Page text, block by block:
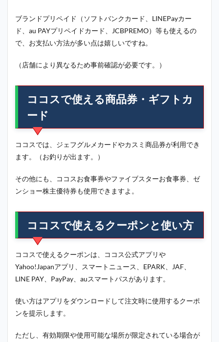
ブランドプリペイド（ソフトバンクカード、LINEPayカー
ド、au PAYプリペイドカード、JCBPREMO）等も使えるの
で、お支払い方法が多い点は嬉しいですね。
（店舗により異なるため事前確認が必要です。）
ココスで使える商品券・ギフトカ
ード
ココスでは、ジェフグルメカードやカスミ商品券が利用でき
ます。（お釣りが出ます。）
その他にも、ココスお食事券やファイブスターお食事券、ゼ
ンショー株主優待券も使用できますよ。
ココスで使えるクーポンと使い方
ココスで使えるクーポンは、ココス公式アプリや
Yahoo!Japanアプリ、スマートニュース、EPARK、JAF、
LINE PAY、PayPay、auスマートパスがあります。
使い方はアプリをダウンロードして注文時に使用するクーポ
ンを提示します。
ただし、有効期限や使用可能な場所が限定されている場合が